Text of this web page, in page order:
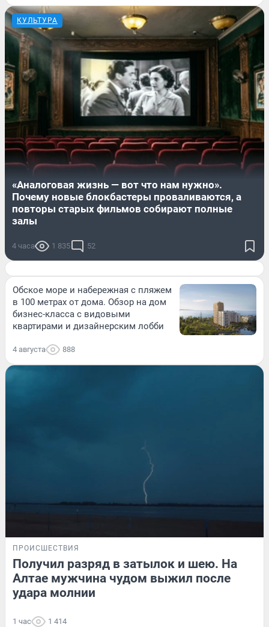
КУЛЬТУРА
«Аналоговая жизнь — вот что нам нужно».
Почему новые блокбастеры проваливаются, а
повторы старых фильмов собирают полные
залы
4 часа 1 835 52
Обское море и набережная с пляжем
в 100 метрах от дома. Обзор на дом
бизнес-класса с видовыми
квартирами и дизайнерским лобби
4 августа 888
ПРОИСШЕСТВИЯ
Получил разряд в затылок и шею. На
Алтае мужчина чудом выжил после
удара молнии
1 час 1 414